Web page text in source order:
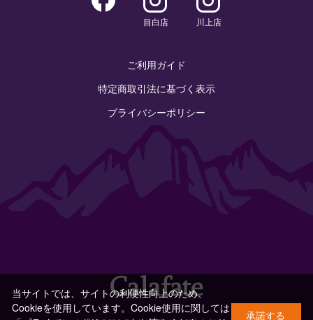
目白店 川上店
ご利用ガイド
特定商取引法に基づく表示
プライバシーポリシー
当サイトでは、サイトの利便性向上のため、
Cookieを使用しています。Cookie使用に関しては
承諾する